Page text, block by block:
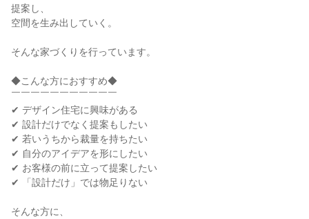
提案し、
空間を生み出していく。
そんな家づくりを行っています。
◆こんな方におすすめ◆
￣￣￣￣￣￣￣￣￣￣￣
✔ デザイン住宅に興味がある
✔ 設計だけでなく提案もしたい
✔ 若いうちから裁量を持ちたい
✔ 自分のアイデアを形にしたい
✔ お客様の前に立って提案したい
✔ 「設計だけ」では物足りない
そんな方に、